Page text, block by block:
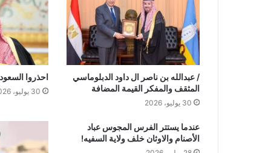
/ عبدالله بن ناصر ال داود الدبلوماسي
المثقف والمفكر القيمة المضافة
30 يوليو، 2026
احذروا
30 يوليو، 2026
عندما يستتر الفرس المجوس عباد
الأصنام والاوثان خلف ولاية السفيه!